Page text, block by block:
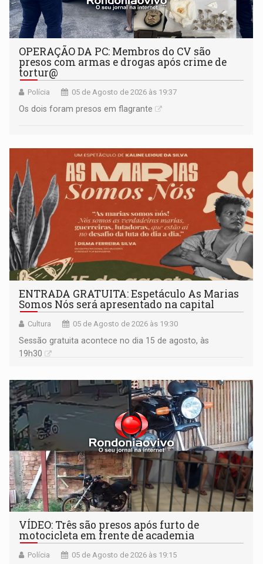
OPERAÇÃO DA PC: Membros do CV são
presos com armas e drogas após crime de
tortur@
Polícia 05 de Agosto de 2026 às 19:37
Os dois foram presos em flagrante
ENTRADA GRATUITA: Espetáculo As Marias
Somos Nós será apresentado na capital
Cultura 05 de Agosto de 2026 às 19:30
Sessão gratuita acontece no dia 15 de agosto, às
19h30
VÍDEO: Três são presos após furto de
motocicleta em frente de academia
Polícia 05 de Agosto de 2026 às 19:15